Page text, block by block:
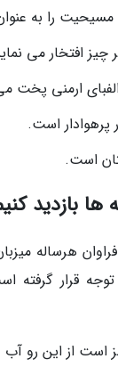
مسیحیت را به
چیز افتخار می
ارمنی پخت
پرهوادار است.
است.
ها بازدید
هرساله
قرار
است از این رو